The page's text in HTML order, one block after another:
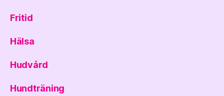
Fritid
Hälsa
Hudvård
Hundträning